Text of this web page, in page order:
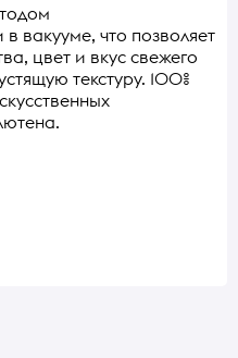
вакууме, что позволяет
цвет и вкус свежего
текстуру. 100%